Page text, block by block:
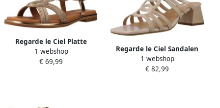
Regarde le Ciel Platte
sandalen Sandalia Abierta
Hebilla
1 webshop
€ 69,99
Regarde le Ciel Sandalen
met hakken Amalia077810
1 webshop
€ 82,99